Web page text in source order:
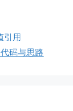
引用
码与思路